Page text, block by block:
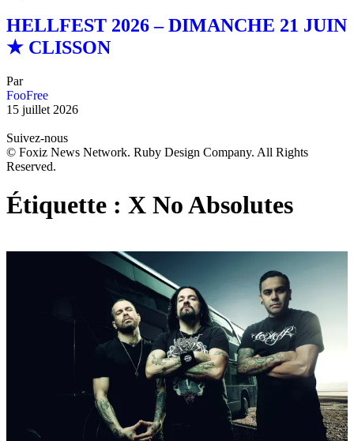
HELLFEST 2026 – DIMANCHE 21 JUIN
★ CLISSON
Par
FooFree
15 juillet 2026
Suivez-nous
© Foxiz News Network. Ruby Design Company. All Rights
Reserved.
Étiquette : X No Absolutes